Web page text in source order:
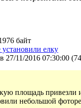
байт
елку
в 27/11/2016 07:30:00 (
площадь привезли
небольшой